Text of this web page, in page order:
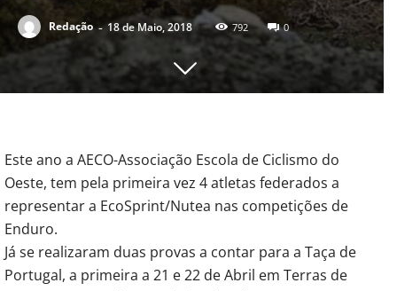
Redação - 18 de Maio, 2018 792 0
Este ano a AECO-Associação Escola de Ciclismo do
Oeste, tem pela primeira vez 4 atletas federados a
representar a EcoSprint/Nutea nas competições de
Enduro.
Já se realizaram duas provas a contar para a Taça de
Portugal, a primeira a 21 e 22 de Abril em Terras de